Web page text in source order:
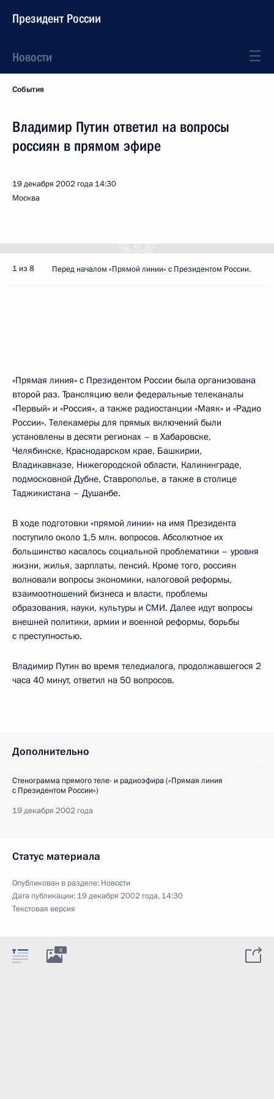
Президент России
Новости
События
Владимир Путин ответил на вопросы
россиян в прямом эфире
19 декабря 2002 года 14:30
Москва
1 из 8 Перед началом «Прямой линии» с Президентом России.
«Прямая линия» с Президентом России была организована
второй раз. Трансляцию вели федеральные телеканалы
«Первый» и «Россия», а также радиостанции «Маяк» и «Радио
России». Телекамеры для прямых включений были
установлены в десяти регионах – в Хабаровске,
Челябинске, Краснодарском крае, Башкирии,
Владикавказе, Нижегородской области, Калининграде,
подмосковной Дубне, Ставрополье, а также в столице
Таджикистана – Душанбе.
В ходе подготовки «прямой линии» на имя Президента
поступило около 1,5 млн. вопросов. Абсолютное их
большинство касалось социальной проблематики – уровня
жизни, жилья, зарплаты, пенсий. Кроме того, россиян
волновали вопросы экономики, налоговой реформы,
взаимоотношений бизнеса и власти, проблемы
образования, науки, культуры и СМИ. Далее идут вопросы
внешней политики, армии и военной реформы, борьбы
с преступностью.
Владимир Путин во время теледиалога, продолжавшегося 2
часа 40 минут, ответил на 50 вопросов.
Дополнительно
Стенограмма прямого теле- и радиоэфира («Прямая линия
с Президентом России»)
19 декабря 2002 года
Статус материала
Опубликован в разделе: Новости
Дата публикации: 19 декабря 2002 года, 14:30
Текстовая версия
8